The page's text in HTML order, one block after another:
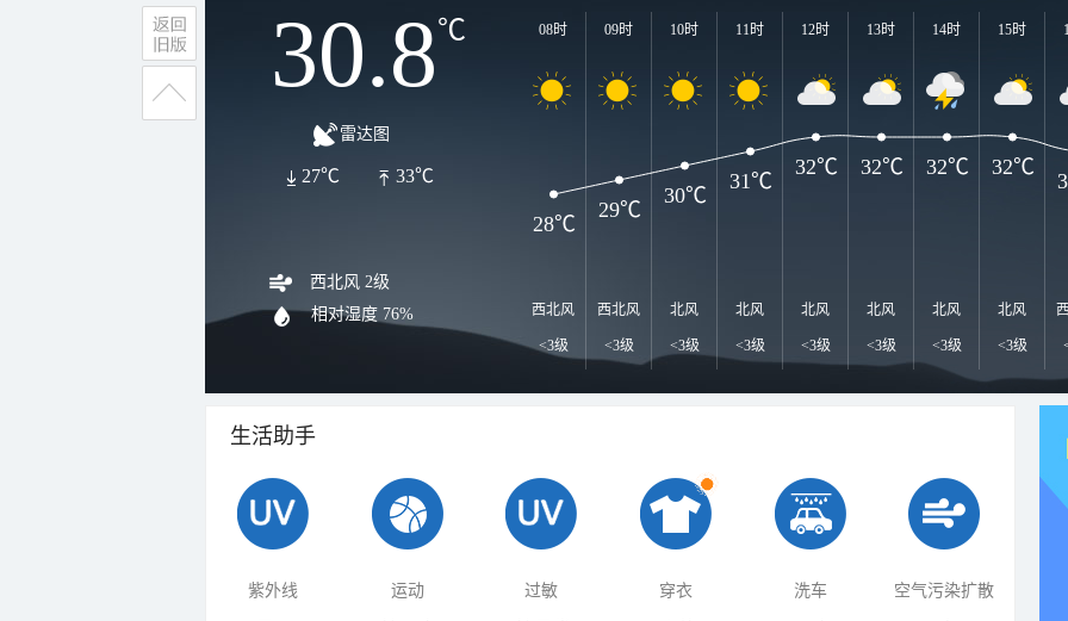
30.8℃
雷达图
33℃
27℃
西北风 2级
相对湿度 76%
08时
西北风
<3级
09时
西北风
<3级
10时
北风
<3级
11时
北风
<3级
12时
北风
<3级
13时
北风
<3级
14时
北风
<3级
15时
北风
<3级
28℃
29℃
30℃
31℃
32℃ 32℃ 32℃ 32℃
生活助手
紫外线 运动 过敏 穿衣 洗车 空气污染扩散